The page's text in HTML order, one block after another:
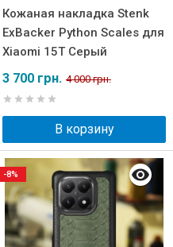
Кожаная накладка Stenk
ExBacker Python Scales для
Xiaomi 15T Серый
3 700 грн. 4 000 грн.
В корзину
-8%